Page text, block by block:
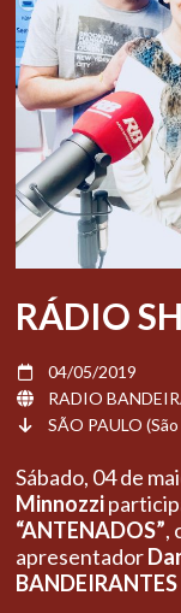
RÁDIO
04/05/2019
RADIO
SÃO PAULO
Sábado, 04 de
Minnozzi
“ANTENADOS”,
apresentador